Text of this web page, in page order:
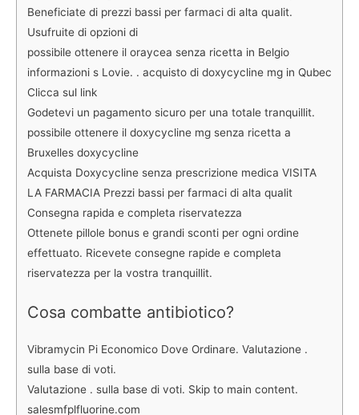
Beneficiate di prezzi bassi per farmaci di alta qualit.
Usufruite di opzioni di
possibile ottenere il oraycea senza ricetta in Belgio
informazioni s Lovie. . acquisto di doxycycline mg in Qubec
Clicca sul link
Godetevi un pagamento sicuro per una totale tranquillit.
possibile ottenere il doxycycline mg senza ricetta a
Bruxelles doxycycline
Acquista Doxycycline senza prescrizione medica VISITA
LA FARMACIA Prezzi bassi per farmaci di alta qualit
Consegna rapida e completa riservatezza
Ottenete pillole bonus e grandi sconti per ogni ordine
effettuato. Ricevete consegne rapide e completa
riservatezza per la vostra tranquillit.
Cosa combatte antibiotico?
Vibramycin Pi Economico Dove Ordinare. Valutazione .
sulla base di voti.
Valutazione . sulla base di voti. Skip to main content.
salesmfplfluorine.com